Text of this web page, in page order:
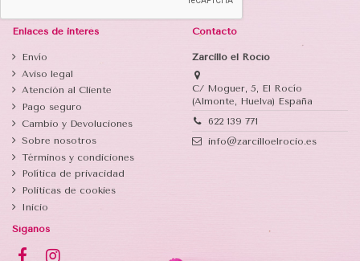
Enlaces de interés
Envío
Aviso legal
Atención al Cliente
Pago seguro
Cambio y Devoluciones
Sobre nosotros
Términos y condiciones
Política de privacidad
Politicas de cookies
Inicio
Contacto
Zarcillo el Rocío
C/ Moguer, 5, El Rocío
(Almonte, Huelva) España
622 139 771
info@zarcilloelrocio.es
Síganos